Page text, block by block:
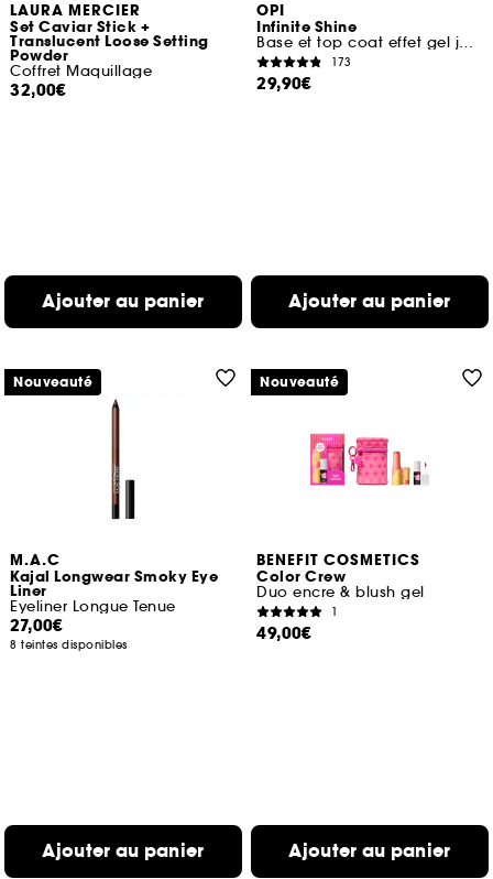
LAURA MERCIER
Set Caviar Stick +
Translucent Loose Setting
Powder
Coffret Maquillage
32,00€
Ajouter au panier
OPI
Infinite Shine
Base et top coat effet gel jusqu'à 11 jours de tenue
173
29,90€
Ajouter au panier
M.A.C
Kajal Longwear Smoky Eye
Liner
Eyeliner Longue Tenue
27,00€
8 teintes disponibles
Ajouter au panier
Nouveauté
BENEFIT COSMETICS
Color Crew
Duo encre & blush gel
1
49,00€
Ajouter au panier
Nouveauté